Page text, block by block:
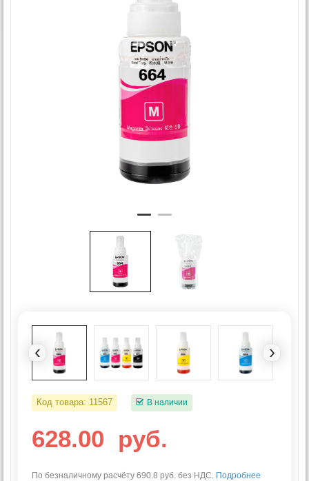
‹ ›
Код товара: 11567 В наличии
628.00 руб.
По безналичному расчёту 690.8 руб. без НДС. Подробнее